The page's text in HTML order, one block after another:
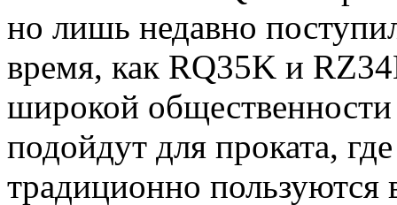
но лишь недавно
время, как RQ35K и
широкой
подойдут для проката,
традиционно